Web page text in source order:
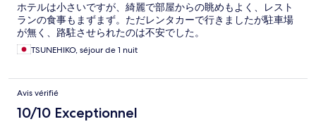
ホテルは小さいですが、綺麗で部屋からの眺めもよく、レスト
ランの食事もまずまず。ただレンタカーで行きましたが駐車場
が無く、路駐させられたのは不安でした。
TSUNEHIKO, séjour de 1 nuit
Avis vérifié
10/10 Exceptionnel